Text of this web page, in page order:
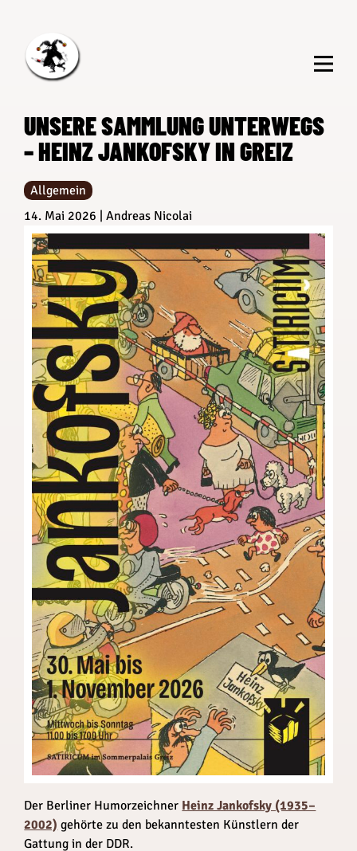
springen
UNSERE SAMMLUNG UNTERWEGS
– HEINZ JANKOFSKY IN GREIZ
Allgemein
14. Mai 2026
Andreas Nicolai
Der Berliner Humorzeichner Heinz Jankofsky (1935–
2002) gehörte zu den bekanntesten Künstlern der
Gattung in der DDR.